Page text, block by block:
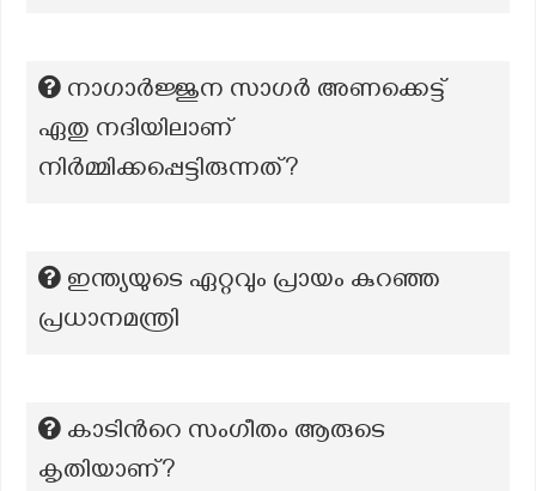
നാഗാർജ്ജുന സാഗർ അണക്കെട്ട്
ഏതു നദിയിലാണ്
നിർമ്മിക്കപ്പെട്ടിരുന്നത്?
ഇന്ത്യയുടെ ഏറ്റവും പ്രായം കുറഞ്ഞ
പ്രധാനമന്ത്രി
കാടിന്‍റെ സംഗീതം ആരുടെ
കൃതിയാണ്?